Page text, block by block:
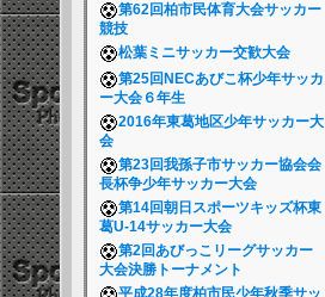
第62回柏市民体育大会サッカー
競技
松葉ミニサッカー交歓大会
第25回NECあびこ杯少年サッカ
ー大会６年生
2016年東葛地区少年サッカー大
会
第23回我孫子市サッカー協会会
長杯争少年サッカー大会
第14回朝日スポーツキッズ杯東
葛U-14サッカー大会
第2回あびっこリーグサッカー
大会決勝トーナメント
平成28年度柏市民少年秋季サッ